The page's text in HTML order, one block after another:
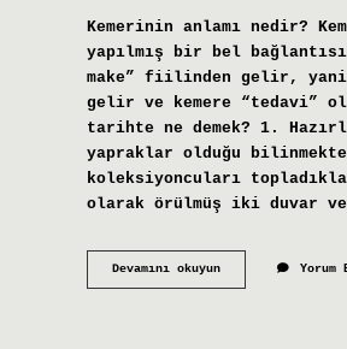
Kemerinin anlamı nedir?
yapılmış bir bel
make” fiilinden gelir, yani
gelir ve kemere “tedavi”
tarihte ne demek? 1.
yapraklar olduğu
koleksiyoncuları
olarak örülmüş iki duvar
Devamını okuyunKemer
Ne
Yorum